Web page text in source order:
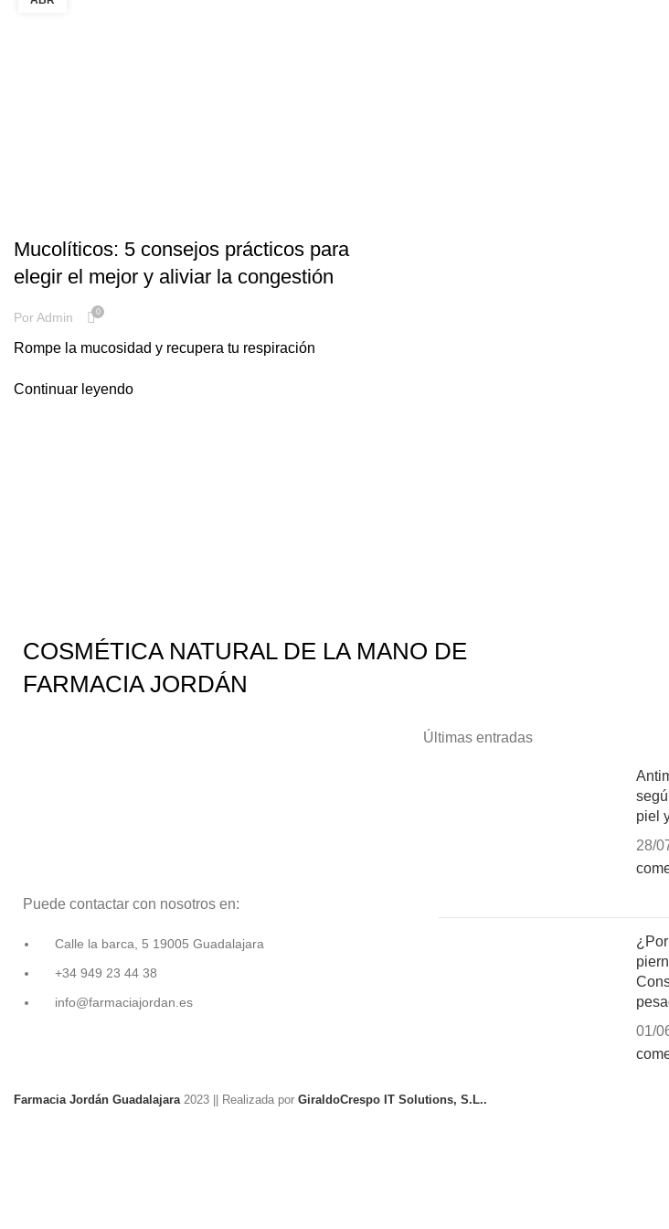
Mucolíticos: 5 consejos prácticos para
elegir el mejor y aliviar la congestión
PorAdmin 0
Rompe la mucosidad y recupera tu respiración
Continuar leyendo
COSMÉTICA NATURAL DE LA MANO DE
FARMACIA JORDÁN
Puede contactar con nosotros en:
Calle la barca, 5 19005 Guadalajara
+34 949 23 44 38
info@farmaciajordan.es
Últimas entradas
piel
28/
01/
Farmacia Jordán Guadalajara 2023 || Realizada por GiraldoCrespo IT Solutions, S.L..